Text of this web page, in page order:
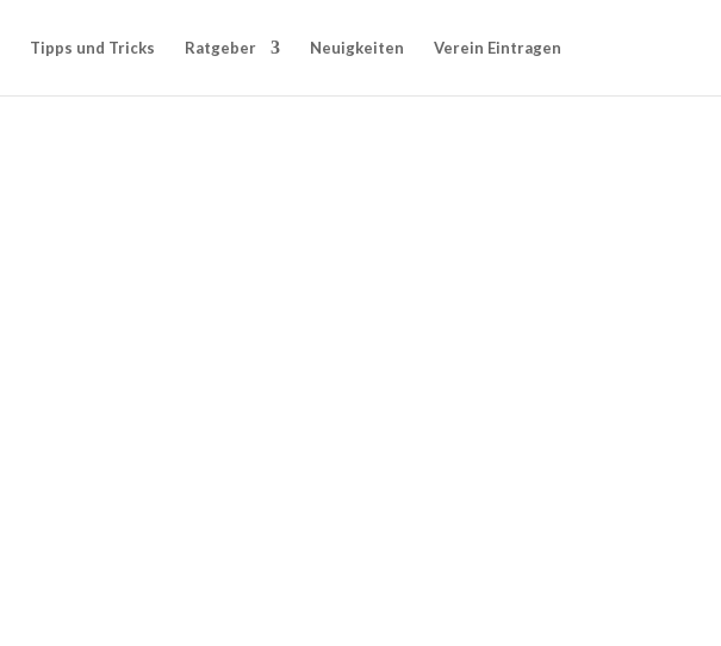
Tipps und Tricks Ratgeber Neuigkeiten Verein Eintragen